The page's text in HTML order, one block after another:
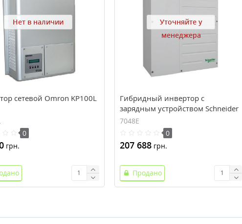
Нет в наличии
сетевой Omron KP100L
0
грн.
Уточняйте у
менеджера
Гибридный инвертор с
зарядным устройством Schneider
Electric Conext XW+ 7048E
7048E
0
207 688грн.
Продано